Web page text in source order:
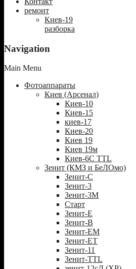
ремонт
Киев-19
разборка
Navigation
Main Menu
Фотоаппараты
Киев (Арсенал)
Киев-10
Киев-15
киев-17
Киев-20
Киев 19
Киев 19м
Киев-6С TTL
Зенит (КМЗ и БеЛОмо)
Зенит-С
Зенит-3
Зенит-3М
Старт
Зенит-Е
Зенит-В
Зенит-ЕМ
Зенит-ЕТ
Зенит-11
Зенит-TTL